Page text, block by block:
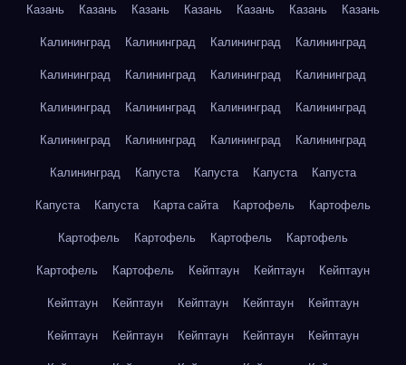
Казань
Казань Казань Казань Казань Казань
Казань
Калининград
Калининград Калининград
Калининград
Калининград
Калининград Калининград
Калининград
Калининград
Калининград Калининград
Калининград
Калининград
Калининград Калининград
Калининград
Калининград
Капуста Капуста Капуста
Капуста
Капуста
Капуста Карта сайта Картофель
Картофель
Картофель
Картофель Картофель
Картофель
Картофель
Картофель Кейптаун Кейптаун
Кейптаун
Кейптаун
Кейптаун Кейптаун Кейптаун
Кейптаун
Кейптаун
Кейптаун Кейптаун Кейптаун
Кейптаун